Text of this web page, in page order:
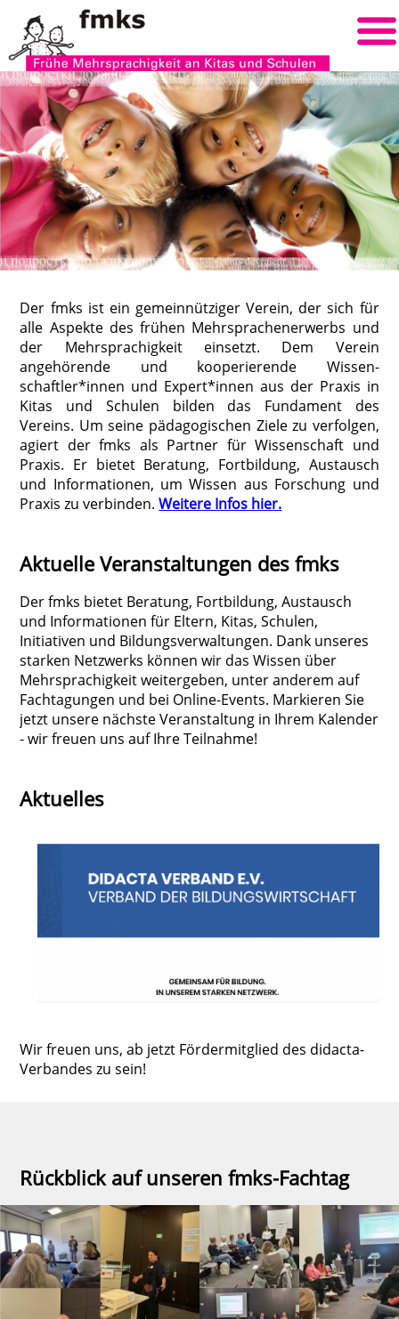
Der fmks ist ein gemeinnütziger Verein, der sich für
alle Aspekte des frühen Mehrsprachenerwerbs und
der Mehrsprachigkeit einsetzt. Dem Verein
angehörende und kooperierende Wissen-
schaftler*innen und Expert*innen aus der Praxis in
Kitas und Schulen bilden das Fundament des
Vereins. Um seine pädagogischen Ziele zu verfolgen,
agiert der fmks als Partner für Wissenschaft und
Praxis. Er bietet Beratung, Fortbildung, Austausch
und Informationen, um Wissen aus Forschung und
Praxis zu verbinden.Weitere Infos hier.
Aktuelle Veranstaltungen des fmks
Der fmks bietet Beratung, Fortbildung, Austausch
und Informationen für Eltern, Kitas, Schulen,
Initiativen und Bildungsverwaltungen. Dank unseres
starken Netzwerks können wir das Wissen über
Mehrsprachigkeit weitergeben, unter anderem auf
Fachtagungen und bei Online-Events. Markieren Sie
jetzt unsere nächste Veranstaltung in Ihrem Kalender
- wir freuen uns auf Ihre Teilnahme!
Aktuelles
Wir freuen uns, ab jetzt Fördermitglied des didacta-
Verbandes zu sein!
Rückblick auf unseren fmks-Fachtag